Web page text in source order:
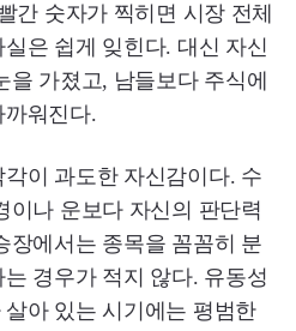
간 숫자가 찍히면 시장 전체
은 쉽게 잊힌다. 대신 자신
가졌고, 남들보다 주식에
까워진다.
이 과도한 자신감이다. 수
이나 운보다 자신의 판단력
장에서는 종목을 꼼꼼히 분
경우가 적지 않다. 유동성
아 있는 시기에는 평범한